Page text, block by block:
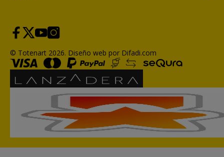
© Totenart 2026. Diseño web por Difadi.com